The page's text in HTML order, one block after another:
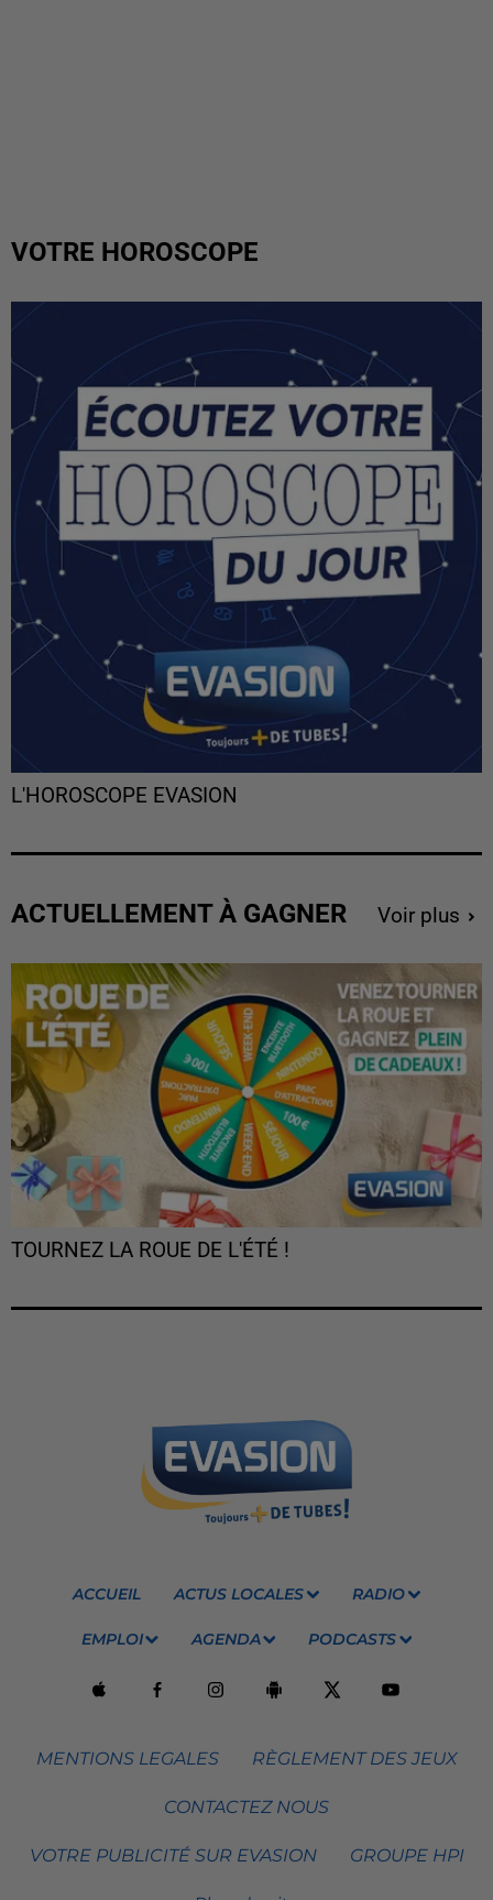
VOTRE HOROSCOPE
L'HOROSCOPE EVASION
ACTUELLEMENT À GAGNER Voir plus
TOURNEZ LA ROUE DE L'ÉTÉ !
ACCUEIL ACTUS LOCALES RADIO
EMPLOI AGENDA PODCASTS
MENTIONS LEGALES RÈGLEMENT DES JEUX
CONTACTEZ NOUS
VOTRE PUBLICITÉ SUR EVASION GROUPE HPI